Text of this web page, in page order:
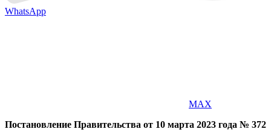
WhatsApp
MAX
Постановление Правительства от 10 марта 2023 года № 372